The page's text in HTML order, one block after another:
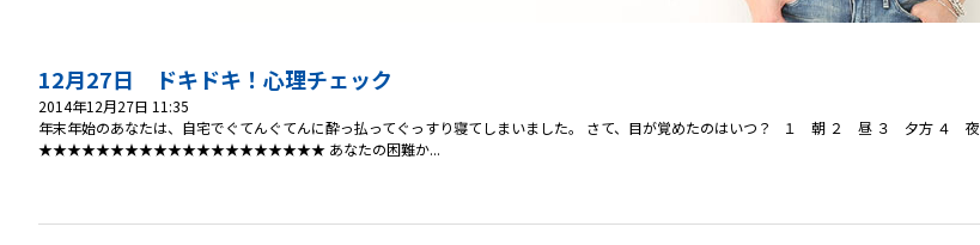
12月27日 ドキドキ！心理チェック
2014年12月27日 11:35
年末年始のあなたは、自宅でぐてんぐてんに酔っ払ってぐっすり寝てしまいました。 さて、目が覚めたのはいつ？ １ 朝 ２ 昼 ３ 夕方 ４ 夜
★★★★★★★★★★★★★★★★★★★★ あなたの困難か...